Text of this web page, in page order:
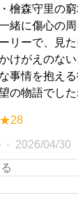
檜森守里の
緒に傷心の
リーで、見
けがえのな
事情を抱え
の物語でした
★28
2026/04/30